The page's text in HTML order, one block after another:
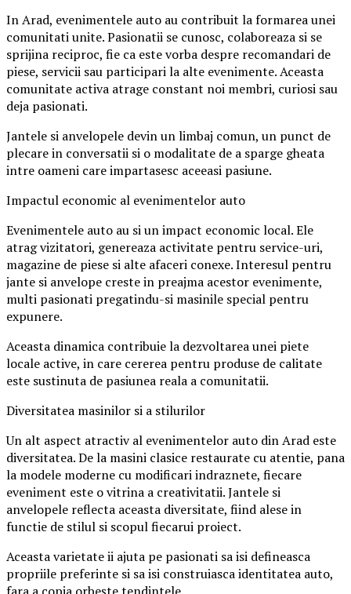
In Arad, evenimentele auto au contribuit la formarea unei
comunitati unite. Pasionatii se cunosc, colaboreaza si se
sprijina reciproc, fie ca este vorba despre recomandari de
piese, servicii sau participari la alte evenimente. Aceasta
comunitate activa atrage constant noi membri, curiosi sau
deja pasionati.
Jantele si anvelopele devin un limbaj comun, un punct de
plecare in conversatii si o modalitate de a sparge gheata
intre oameni care impartasesc aceeasi pasiune.
Impactul economic al evenimentelor auto
Evenimentele auto au si un impact economic local. Ele
atrag vizitatori, genereaza activitate pentru service-uri,
magazine de piese si alte afaceri conexe. Interesul pentru
jante si anvelope creste in preajma acestor evenimente,
multi pasionati pregatindu-si masinile special pentru
expunere.
Aceasta dinamica contribuie la dezvoltarea unei piete
locale active, in care cererea pentru produse de calitate
este sustinuta de pasiunea reala a comunitatii.
Diversitatea masinilor si a stilurilor
Un alt aspect atractiv al evenimentelor auto din Arad este
diversitatea. De la masini clasice restaurate cu atentie, pana
la modele moderne cu modificari indraznete, fiecare
eveniment este o vitrina a creativitatii. Jantele si
anvelopele reflecta aceasta diversitate, fiind alese in
functie de stilul si scopul fiecarui proiect.
Aceasta varietate ii ajuta pe pasionati sa isi defineasca
propriile preferinte si sa isi construiasca identitatea auto,